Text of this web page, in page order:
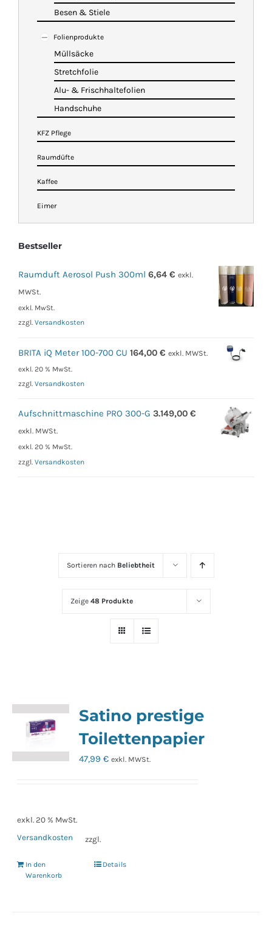
Sortieren nach Beliebtheit
Zeige 48 Produkte
Satino prestige
Toilettenpapier
47,99€ exkl. MWSt.
exkl. 20 % MwSt.
zzgl.
Versandkosten
In den
Warenkorb
Details
Besen & Stiele
Folienprodukte
Müllsäcke
Stretchfolie
Alu- & Frischhaltefolien
Handschuhe
KFZ Pflege
Raumdüfte
Kaffee
Eimer
Bestseller
Raumduft Aerosol Push 300ml 6,64 € exkl.
MWSt.
exkl. MwSt.
zzgl. Versandkosten
BRITA iQ Meter 100-700 CU 164,00 € exkl. MWSt.
exkl. 20 % MwSt.
zzgl. Versandkosten
Aufschnittmaschine PRO 300-G 3.149,00 €
exkl. MWSt.
exkl. 20 % MwSt.
zzgl. Versandkosten